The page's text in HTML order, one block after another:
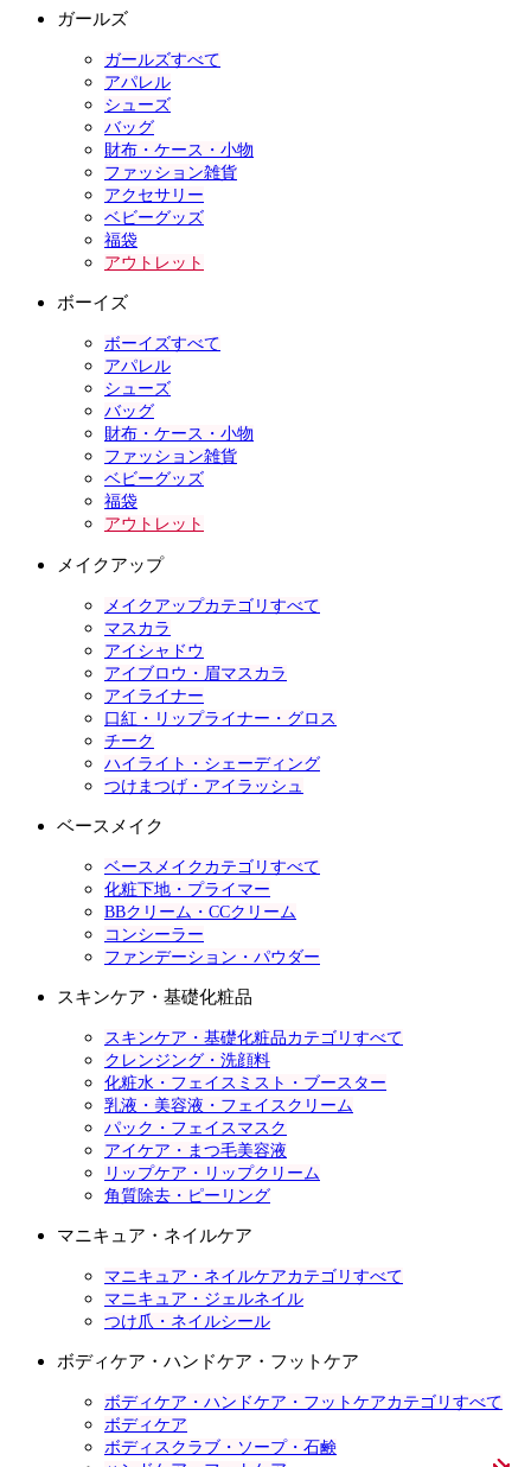
ガールズ
ガールズすべて
アパレル
シューズ
バッグ
財布・ケース・小物
ファッション雑貨
アクセサリー
ベビーグッズ
福袋
アウトレット
ボーイズ
ボーイズすべて
アパレル
シューズ
バッグ
財布・ケース・小物
ファッション雑貨
ベビーグッズ
福袋
アウトレット
メイクアップ
メイクアップカテゴリすべて
マスカラ
アイシャドウ
アイブロウ・眉マスカラ
アイライナー
口紅・リップライナー・グロス
チーク
ハイライト・シェーディング
つけまつげ・アイラッシュ
ベースメイク
ベースメイクカテゴリすべて
化粧下地・プライマー
BBクリーム・CCクリーム
コンシーラー
ファンデーション・パウダー
スキンケア・基礎化粧品
スキンケア・基礎化粧品カテゴリすべて
クレンジング・洗顔料
化粧水・フェイスミスト・ブースター
乳液・美容液・フェイスクリーム
パック・フェイスマスク
アイケア・まつ毛美容液
リップケア・リップクリーム
角質除去・ピーリング
マニキュア・ネイルケア
マニキュア・ネイルケアカテゴリすべて
マニキュア・ジェルネイル
つけ爪・ネイルシール
ボディケア・ハンドケア・フットケア
ボディケア・ハンドケア・フットケアカテゴリすべて
ボディケア
ボディスクラブ・ソープ・石鹸